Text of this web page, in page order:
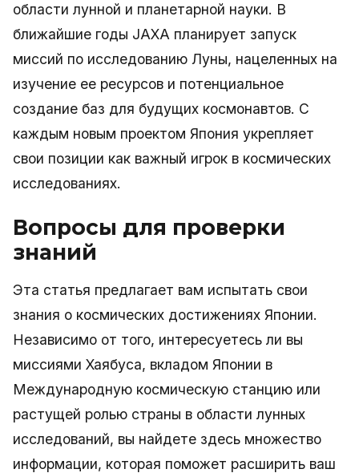
области лунной и планетарной науки. В
ближайшие годы JAXA планирует запуск
миссий по исследованию Луны, нацеленных на
изучение ее ресурсов и потенциальное
создание баз для будущих космонавтов. С
каждым новым проектом Япония укрепляет
свои позиции как важный игрок в космических
исследованиях.
Вопросы для проверки
знаний
Эта статья предлагает вам испытать свои
знания о космических достижениях Японии.
Независимо от того, интересуетесь ли вы
миссиями Хаябуса, вкладом Японии в
Международную космическую станцию или
растущей ролью страны в области лунных
исследований, вы найдете здесь множество
информации, которая поможет расширить ваш